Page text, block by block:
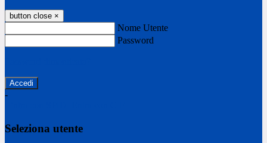
button close ×
Nome Utente
Password
-
Seleziona utente